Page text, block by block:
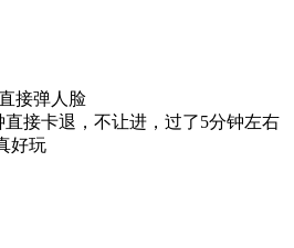
接弹人脸
直接卡退，不让进，过了5分钟左右
好玩